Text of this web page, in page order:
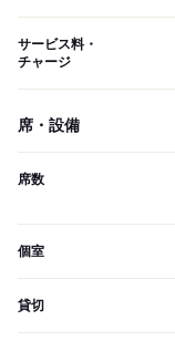
サービス料・
チャージ
席・設備
席数
個室
貸切